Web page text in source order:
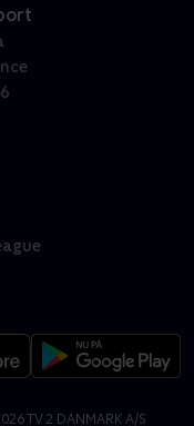
TV 2 DANMARK A/S